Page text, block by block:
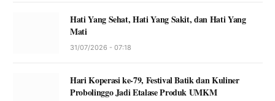
Hati Yang Sehat, Hati Yang Sakit, dan Hati Yang
Mati
31/07/2026 - 07:18
Hari Koperasi ke-79, Festival Batik dan Kuliner
Probolinggo Jadi Etalase Produk UMKM